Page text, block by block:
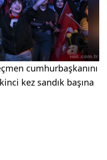
cumhurbaşkanını
kez sandık başına